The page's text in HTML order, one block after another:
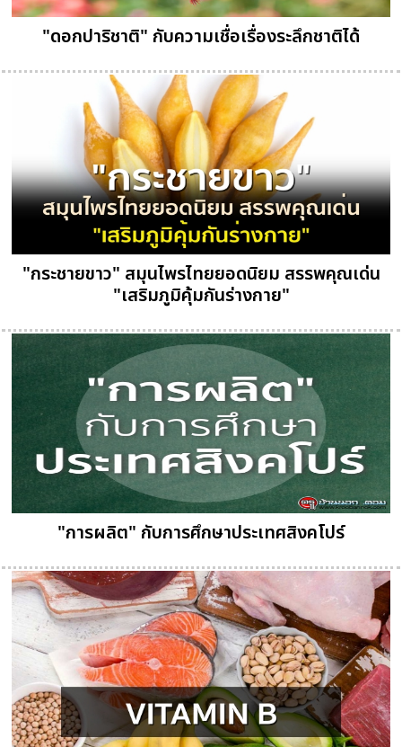
"ดอกปาริชาติ" กับความเชื่อเรื่องระลึกชาติได้
"กระชายขาว" สมุนไพรไทยยอดนิยม สรรพคุณเด่น
"เสริมภูมิคุ้มกันร่างกาย"
"การผลิต" กับการศึกษาประเทศสิงคโปร์